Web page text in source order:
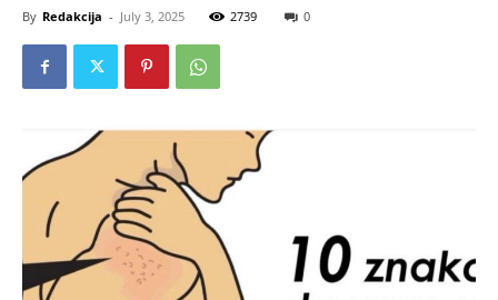
By Redakcija - July 3, 2025 2739 0